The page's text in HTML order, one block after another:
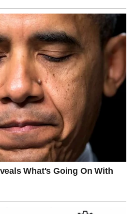
na mravinjak, uz staze kojima
biljke napadnute lisnim ušima, jer
mrave tim biljkama. Za brzo
i oko posuda, zgnječite četiri češnja
kipućom vodom.
biljke, osigurajte da se
Limun djeluje kao repelent za
kao savršeno prirodno sredstvo
Uspješno tjera mrave. Narežite
nekoliko komada ili čak cijelu
prozorske daske i vrata. I to je sve!
da tjera insekte podalje nego i